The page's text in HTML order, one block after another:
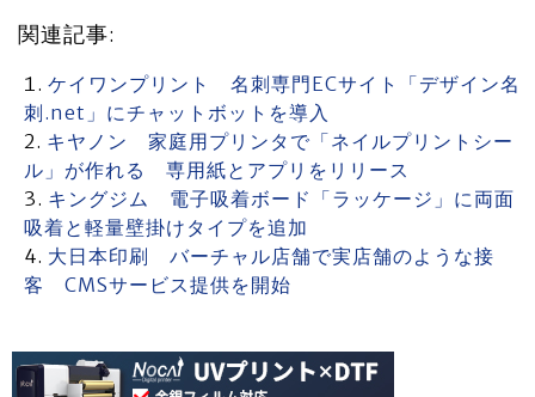
関連記事:
ケイワンプリント 名刺専門ECサイト「デザイン名
刺.net」にチャットボットを導入
キヤノン 家庭用プリンタで「ネイルプリントシー
ル」が作れる 専用紙とアプリをリリース
キングジム 電子吸着ボード「ラッケージ」に両面
吸着と軽量壁掛けタイプを追加
大日本印刷 バーチャル店舗で実店舗のような接
客 CMSサービス提供を開始